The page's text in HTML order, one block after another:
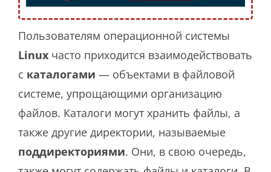
Пользователям операционной системы
Linux часто приходится взаимодействовать
с каталогами — объектами в файловой
системе, упрощающими организацию
файлов. Каталоги могут хранить файлы, а
также другие директории, называемые
поддиректориями. Они, в свою очередь,